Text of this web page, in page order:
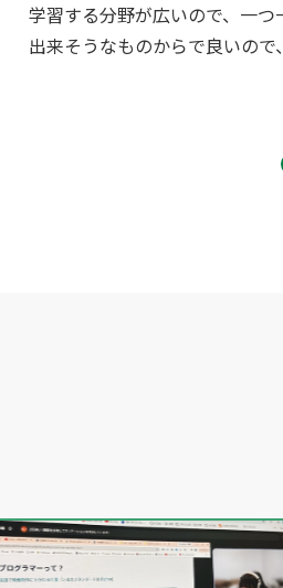
学習する分野が広いので、一
出来そうなものからで良いの